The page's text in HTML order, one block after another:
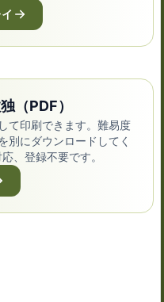
（PDF）
て印刷できます。難易度
別にダウンロードしてく
、登録不要です。